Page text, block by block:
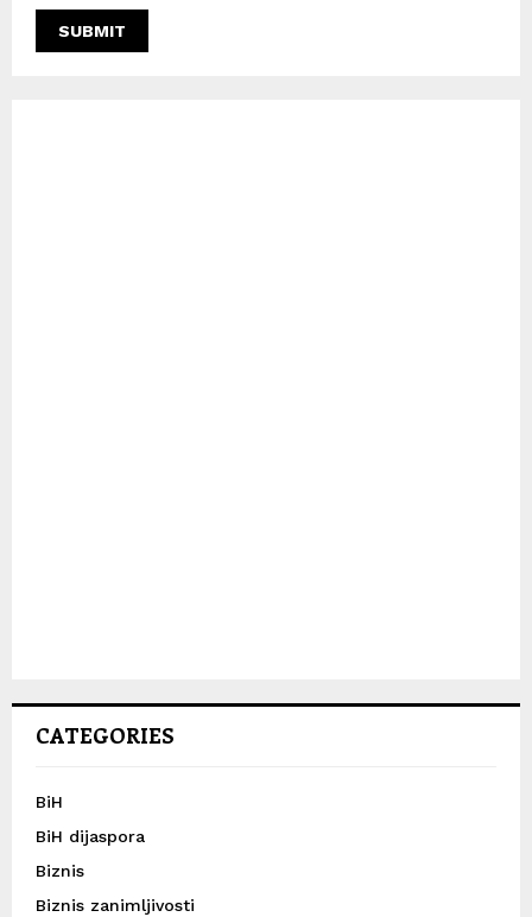
CATEGORIES
BiH
BiH dijaspora
Biznis
Biznis zanimljivosti